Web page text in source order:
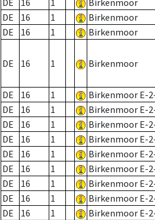
DE
16 1 Birkenmoor
DE
16 1 Birkenmoor
DE
16 1 Birkenmoor
DE 16 1 Birkenmoor
DE
16 1 Birkenmoor E-
DE
16 1 Birkenmoor E-
DE
16 1 Birkenmoor E-
DE
16 1 Birkenmoor E-
DE
16 1 Birkenmoor E-
DE
16 1 Birkenmoor E-
DE
16 1 Birkenmoor E-
DE
16 1 Birkenmoor E-
DE
16 1 Birkenmoor E-